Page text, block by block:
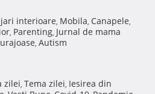
interioare, Mobila, Canapele,
, Parenting, Jurnal de mama
, Autism
zilei, Tema zilei, Iesirea din